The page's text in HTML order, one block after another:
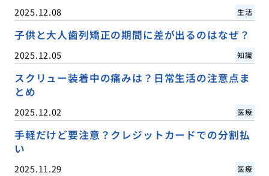
2025.12.08 生活
子供と大人歯列矯正の期間に差が出るのはなぜ？
2025.12.05 知識
スクリュー装着中の痛みは？日常生活の注意点ま
とめ
2025.12.02 医療
手軽だけど要注意？クレジットカードでの分割払
い
2025.11.29 医療